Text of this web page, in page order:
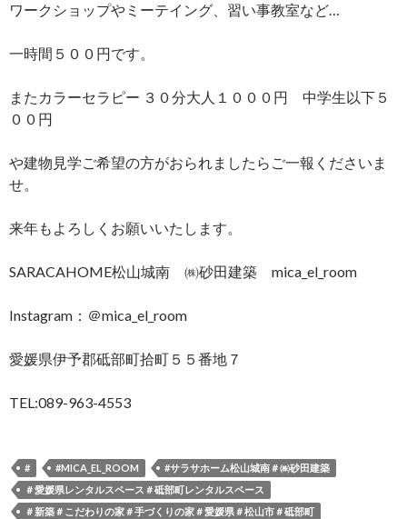
ワークショップやミーテイング、習い事教室など…
一時間５００円です。
またカラーセラピー ３０分大人１０００円 中学生以下５
００円
や建物見学ご希望の方がおられましたらご一報くださいま
せ。
来年もよろしくお願いいたします。
SARACAHOME松山城南 ㈱砂田建築 mica_el_room
Instagram：＠mica_el_room
愛媛県伊予郡砥部町拾町５５番地７
TEL:089-963-4553
# #MICA_EL_ROOM
#サラサホーム松山城南＃㈱砂田建築
＃愛媛県レンタルスペース＃砥部町レンタルスペース
＃新築＃こだわりの家＃手づくりの家＃愛媛県＃松山市＃砥部町